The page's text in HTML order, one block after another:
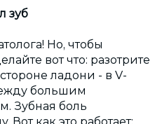
зуб
Но, чтобы
вот что: разотрите
ладони - в V-
большим
Зубная боль
как это работает: